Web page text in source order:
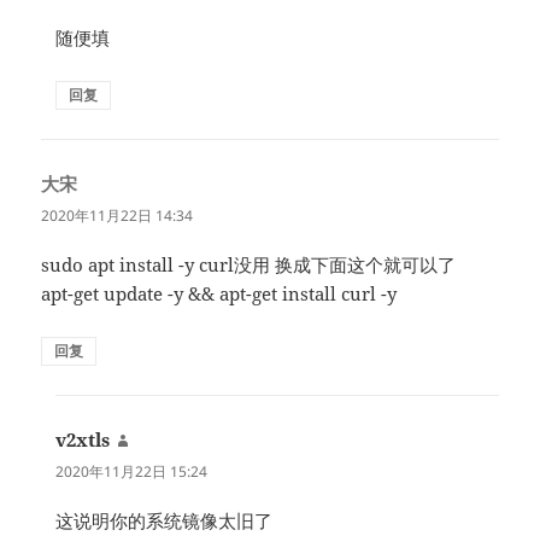
随便填
回复
大宋
道：
2020年11月22日 14:34
sudo apt install -y curl没用 换成下面这个就可以了
apt-get update -y && apt-get install curl -y
回复
v2xtls
道：
2020年11月22日 15:24
这说明你的系统镜像太旧了